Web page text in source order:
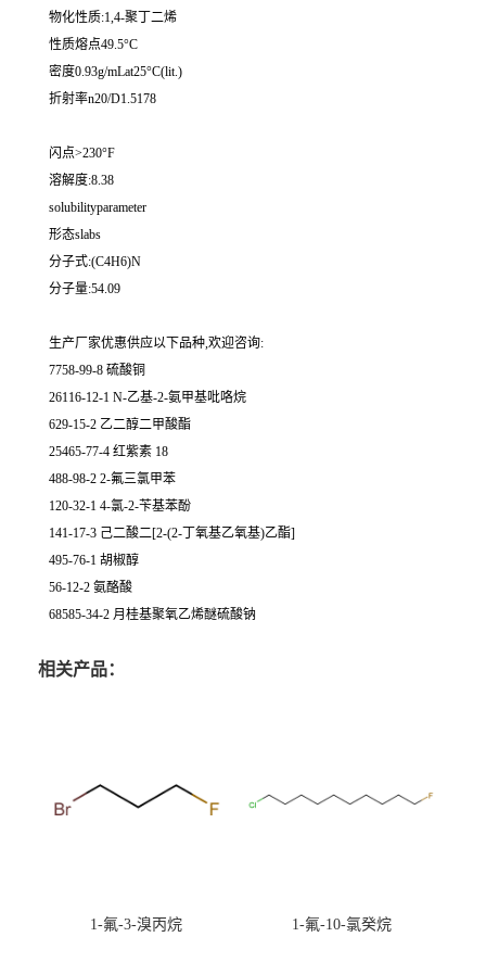
物化性质:1,4-聚丁二烯
性质熔点49.5°C
密度0.93g/mLat25°C(lit.)
折射率n20/D1.5178
闪点>230°F
溶解度:8.38
solubilityparameter
形态slabs
分子式:(C4H6)N
分子量:54.09
生产厂家优惠供应以下品种,欢迎咨询:
7758-99-8 硫酸铜
26116-12-1 N-乙基-2-氨甲基吡咯烷
629-15-2 乙二醇二甲酸酯
25465-77-4 红紫素 18
488-98-2 2-氟三氯甲苯
120-32-1 4-氯-2-苄基苯酚
141-17-3 己二酸二[2-(2-丁氧基乙氧基)乙酯]
495-76-1 胡椒醇
56-12-2 氨酪酸
68585-34-2 月桂基聚氧乙烯醚硫酸钠
相关产品：
1-氟-3-溴丙烷 1-氟-10-氯癸烷